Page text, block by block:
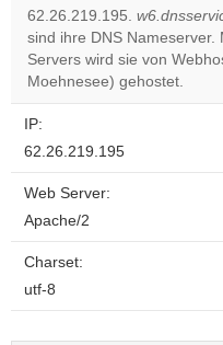
62.26.219.195.
sind ihre DNS Nameserver.
Servers wird sie von
Moehnesee) gehostet.
IP:
62.26.219.195
Web Server:
Apache/2
Charset:
utf-8